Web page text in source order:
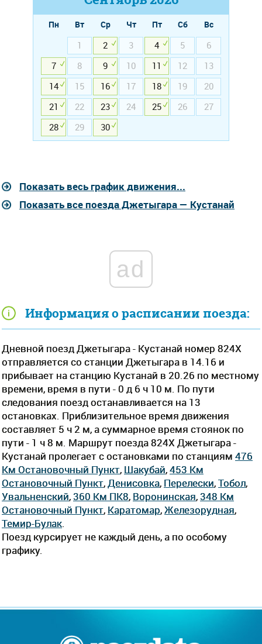
Информация о расписании поезда:
Дневной поезд Джетыгара - Кустанай номер 824Х
отправляется со станции Джетыгара в 14.16 и
прибывает на станцию Кустанай в 20.26 по местному
времени, время в пути - 0 д 6 ч 10 м. По пути
следования поезд останавливается на 13
остановках. Приблизительное время движения
составляет 5 ч 2 м, а суммарное время стоянок по
пути - 1 ч 8 м. Маршрут поезда 824Х Джетыгара -
Кустанай пролегает c остановками по станциям 476
Км Остановочный Пункт, Шакубай,453 Км
Остановочный Пункт, Денисовка, Перелески,Тобол,
Увальненский,360 Км ПК8, Воронинская,348 Км
Остановочный Пункт, Каратомар,Железорудная,
Темир-Булак
Поезд курсирует не каждый день, а по особому
графику.
Пн Вт Ср Чт Пт Сб
Вс
1
2 3 4 5
6
7
8 9 10 11 12
13
14
15 16 17 18 19
20
21
22 23 24 25 26
27
28
29 30
Показать весь график движения...
Показать все поезда Джетыгара — Кустанай
ad